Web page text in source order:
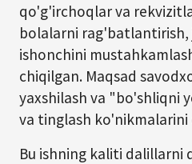
qo'g'irchoqlar va
bolalarni rag'batlantirish,
ishonchini
chiqilgan. Maqsad
yaxshilash va "bo'shliqni
va tinglash ko'nikmalarini
Bu ishning kaliti dalillarni